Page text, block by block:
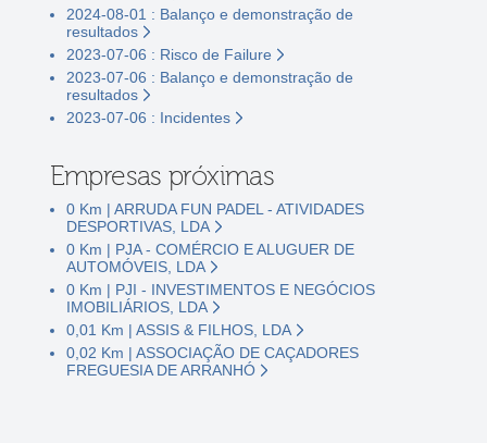
2024-08-01 : Balanço e demonstração de
resultados
2023-07-06 : Risco de Failure
2023-07-06 : Balanço e demonstração de
resultados
2023-07-06 : Incidentes
Empresas próximas
0 Km | ARRUDA FUN PADEL - ATIVIDADES
DESPORTIVAS, LDA
0 Km | PJA - COMÉRCIO E ALUGUER DE
AUTOMÓVEIS, LDA
0 Km | PJI - INVESTIMENTOS E NEGÓCIOS
IMOBILIÁRIOS, LDA
0,01 Km | ASSIS & FILHOS, LDA
0,02 Km | ASSOCIAÇÃO DE CAÇADORES
FREGUESIA DE ARRANHÓ